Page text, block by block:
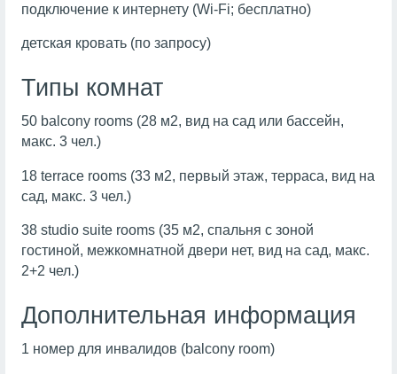
подключение к интернету (Wi-Fi; бесплатно)
детская кровать (по запросу)
Типы комнат
50 balcony rooms (28 м2, вид на сад или бассейн,
макс. 3 чел.)
18 terrace rooms (33 м2, первый этаж, терраса, вид на
сад, макс. 3 чел.)
38 studio suite rooms (35 м2, спальня с зоной
гостиной, межкомнатной двери нет, вид на сад, макс.
2+2 чел.)
Дополнительная информация
1 номер для инвалидов (balcony room)